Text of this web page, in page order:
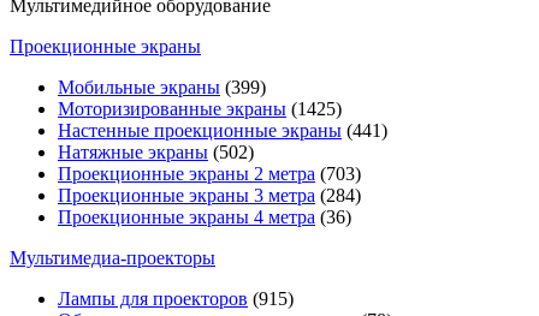
Мультимедийное оборудование
Проекционные экраны
Мобильные экраны (399)
Моторизированные экраны (1425)
Настенные проекционные экраны (441)
Натяжные экраны (502)
Проекционные экраны 2 метра (703)
Проекционные экраны 3 метра (284)
Проекционные экраны 4 метра (36)
Мультимедиa-проекторы
Лампы для проекторов (915)